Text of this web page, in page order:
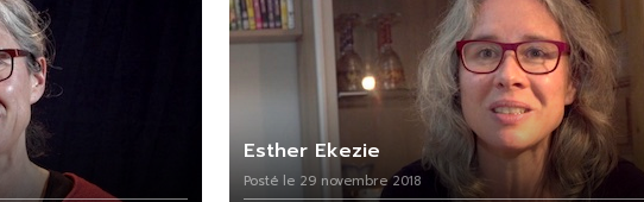
Esther Ekezie
Posté le 29 novembre 2018